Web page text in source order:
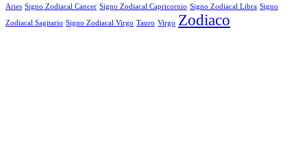
Aries Signo Zodiacal Cancer Signo Zodiacal Capricornio Signo Zodiacal Libra Signo
Zodiacal Sagitario Signo Zodiacal Virgo Tauro Virgo Zodiaco